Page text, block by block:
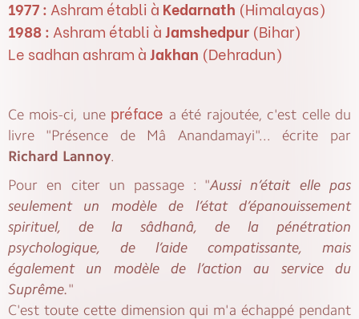
1977 : Ashram établi à Kedarnath (Himalayas)
1988 : Ashram établi àJamshedpur (Bihar)
Le sadhan ashram àJakhan (Dehradun)
Ce mois-ci, une préface a été rajoutée, c'est celle du
livre "Présence de Mâ Anandamayi"... écrite par
Richard Lannoy.
Pour en citer un passage : "Aussi n’était elle pas
seulement un modèle de l’état d’épanouissement
spirituel, de la sâdhanâ, de la pénétration
psychologique, de l’aide compatissante, mais
également un modèle de l’action au service du
Suprême."
C'est toute cette dimension qui m'a échappé pendant